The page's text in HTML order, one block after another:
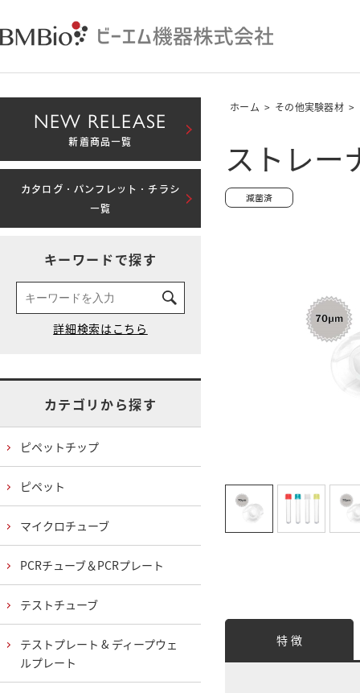
ホーム > その他実験器材 >
ストレー
特 徴
NEW RELEASE
新着商品一覧
カタログ・パンフレット・チラシ
一覧
キーワードで探す
カテゴリから探す
ピペットチップ
ピペット
マイクロチューブ
PCRチューブ＆PCRプレート
テストチューブ
テストプレート & ディープウェ
ルプレート